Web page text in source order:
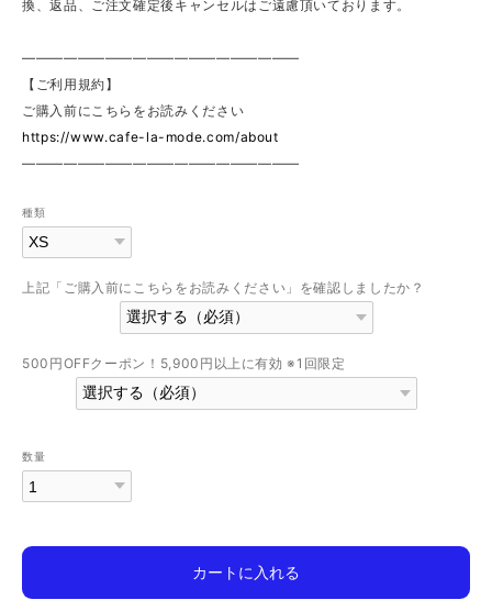
換、返品、ご注文確定後キャンセルはご遠慮頂いております。
————————————————————
【ご利用規約】
ご購入前にこちらをお読みください
https://www.cafe-la-mode.com/about
————————————————————
種類
上記「ご購入前にこちらをお読みください」を確認しましたか？
500円OFFクーポン！5,900円以上に有効 ※1回限定
数量
カートに入れる